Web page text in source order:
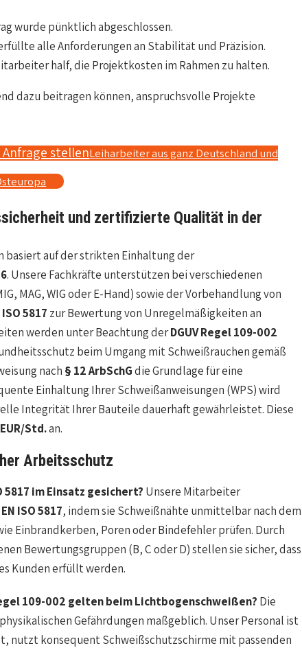
wurde pünktlich abgeschlossen.
alle Anforderungen an Stabilität und Präzision.
half, die Projektkosten im Rahmen zu halten.
dazu beitragen können, anspruchsvolle Projekte
stellenLeiharbeiter aus ganz Deutschland und
und zertifizierte Qualität in der
auf der strikten Einhaltung der
. Unsere Fachkräfte unterstützen bei verschiedenen
MAG, WIG oder E-Hand) sowie der Vorbehandlung von
ISO 5817 zur Bewertung von Unregelmäßigkeiten an
werden unter Beachtung derDGUV Regel 109-002
beim Umgang mit Schweißrauchen gemäß
nach § 12 ArbSchGdie Grundlage für eine
Einhaltung Ihrer Schweißanweisungen (WPS) wird
Integrität Ihrer Bauteile dauerhaft gewährleistet. Diese
Std.an.
Arbeitsschutz
5817 im Einsatz gesichert? Unsere Mitarbeiter
ISO 5817, indem sie Schweißnähte unmittelbar nach dem
Einbrandkerben, Poren oder Bindefehler prüfen. Durch
Bewertungsgruppen (B, C oder D) stellen sie sicher, dass
Kunden erfüllt werden.
109-002 gelten beim Lichtbogenschweißen? Die
Gefährdungen maßgeblich. Unser Personal ist
nutzt konsequent Schweißschutzschirme mit passenden